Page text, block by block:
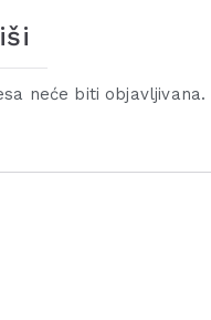
neće biti objavljivana.